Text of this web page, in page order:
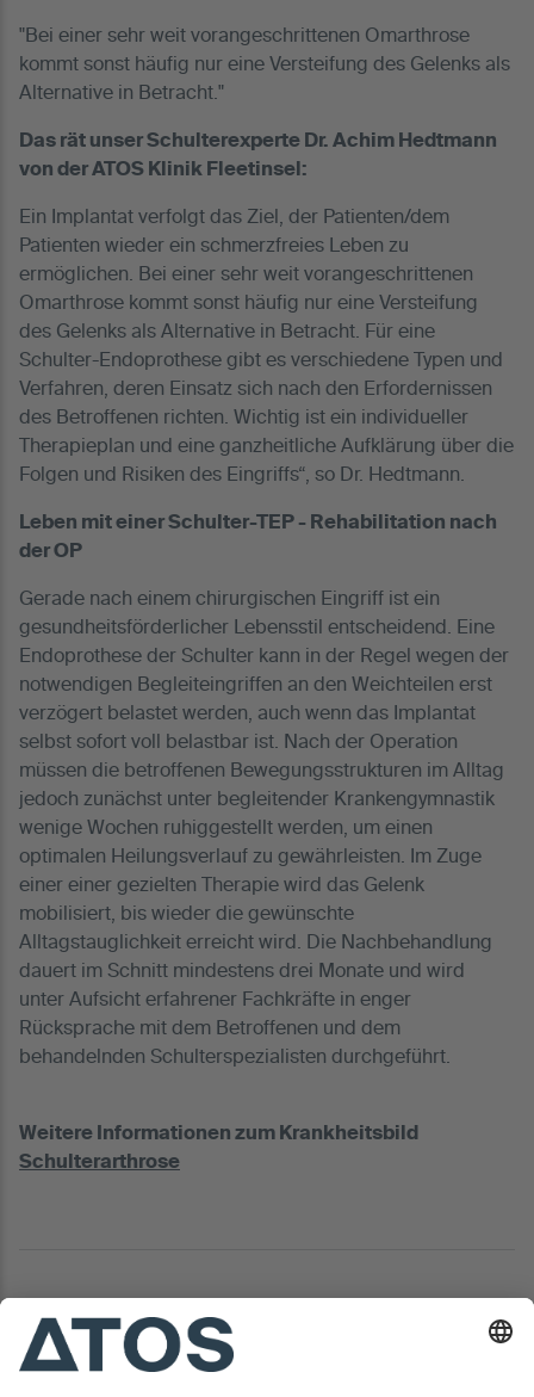
"Bei einer sehr weit vorangeschrittenen Omarthrose
kommt sonst häufig nur eine Versteifung des Gelenks als
Alternative in Betracht."
Das rät unser Schulterexperte Dr. Achim Hedtmann
von der ATOS Klinik Fleetinsel:
Ein Implantat verfolgt das Ziel, der Patienten/dem
Patienten wieder ein schmerzfreies Leben zu
ermöglichen. Bei einer sehr weit vorangeschrittenen
Omarthrose kommt sonst häufig nur eine Versteifung
des Gelenks als Alternative in Betracht. Für eine
Schulter-Endoprothese gibt es verschiedene Typen und
Verfahren, deren Einsatz sich nach den Erfordernissen
des Betroffenen richten. Wichtig ist ein individueller
Therapieplan und eine ganzheitliche Aufklärung über die
Folgen und Risiken des Eingriffs“, so Dr. Hedtmann.
Leben mit einer Schulter-TEP - Rehabilitation nach
der OP
Gerade nach einem chirurgischen Eingriff ist ein
gesundheitsförderlicher Lebensstil entscheidend. Eine
Endoprothese der Schulter kann in der Regel wegen der
notwendigen Begleiteingriffen an den Weichteilen erst
verzögert belastet werden, auch wenn das Implantat
selbst sofort voll belastbar ist. Nach der Operation
müssen die betroffenen Bewegungsstrukturen im Alltag
jedoch zunächst unter begleitender Krankengymnastik
wenige Wochen ruhiggestellt werden, um einen
optimalen Heilungsverlauf zu gewährleisten. Im Zuge
einer einer gezielten Therapie wird das Gelenk
mobilisiert, bis wieder die gewünschte
Alltagstauglichkeit erreicht wird. Die Nachbehandlung
dauert im Schnitt mindestens drei Monate und wird
unter Aufsicht erfahrener Fachkräfte in enger
Rücksprache mit dem Betroffenen und dem
behandelnden Schulterspezialisten durchgeführt.
Weitere Informationen zum Krankheitsbild
Schulterarthrose